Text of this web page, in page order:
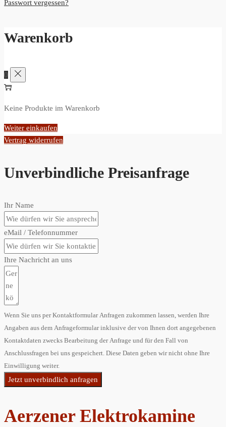
Passwort vergessen?
Warenkorb
0
Keine Produkte im Warenkorb
Weiter einkaufen
Vertrag widerrufen
Unverbindliche Preisanfrage
Ihr Name
eMail / Telefonnummer
Ihre Nachricht an uns
Wenn Sie uns per Kontaktformular Anfragen zukommen lassen, werden Ihre
Angaben aus dem Anfrageformular inklusive der von Ihnen dort angegebenen
Kontaktdaten zwecks Bearbeitung der Anfrage und für den Fall von
Anschlussfragen bei uns gespeichert. Diese Daten geben wir nicht ohne Ihre
Einwilligung weiter.
Jetzt unverbindlich anfragen
Aerzener Elektrokamine